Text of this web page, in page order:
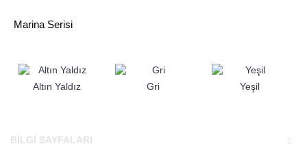
Marina Serisi
Altın Yaldız Gri Yeşil
BILGI SAYFALARI